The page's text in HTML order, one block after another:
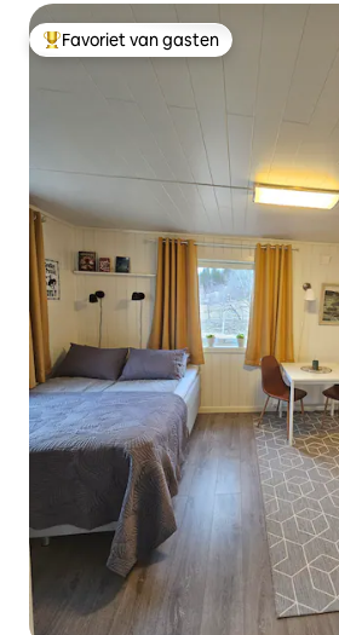
Topfavoriet van gasten
Favoriet van gasten